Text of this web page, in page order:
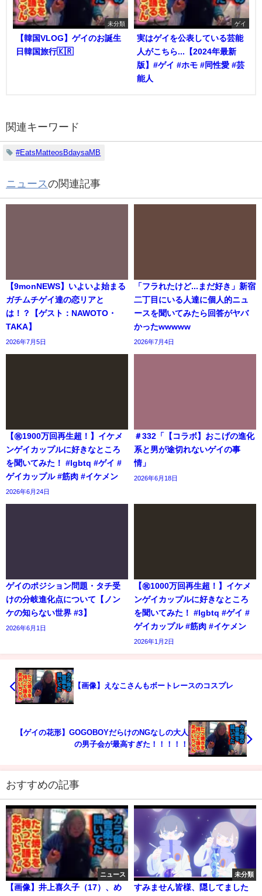
未分類
【韓国VLOG】ゲイのお誕生
日韓国旅行🇰🇷
ゲイ
実はゲイを公表している芸能
人がこちら...【2024年最新
版】#ゲイ #ホモ #同性愛 #芸
能人
関連キーワード
#EatsMatteosBdaysaMB
ニュースの関連記事
【9monNEWS】いよいよ始まる
ガチムチゲイ達の恋リアと
は！？【ゲスト：NAWOTO・
TAKA】
2026年7月5日
「フラれたけど...まだ好き」新宿
二丁目にいる人達に個人的ニュ
ースを聞いてみたら回答がヤバ
かったwwwww
2026年7月4日
【㊗️1900万回再生超！】イケメ
ンゲイカップルに好きなところ
を聞いてみた！ #lgbtq #ゲイ #
ゲイカップル #筋肉 #イケメン
2026年6月24日
＃332「【コラボ】おこげの進化
系と男が途切れないゲイの事
情」
2026年6月18日
ゲイのポジション問題・タチ受
けの分岐進化点について【ノン
ケの知らない世界 #3】
2026年6月1日
【㊗️1000万回再生超！】イケメ
ンゲイカップルに好きなところ
を聞いてみた！ #lgbtq #ゲイ #
ゲイカップル #筋肉 #イケメン
2026年1月2日
【画像】えなこさんもボートレースのコスプレ
【ゲイの花形】GOGOBOYだらけのNGなしの大人
の男子会が最高すぎた！！！！！
おすすめの記事
ニュース
【画像】井上喜久子（17）、め
未分類
すみません皆様、隠してました